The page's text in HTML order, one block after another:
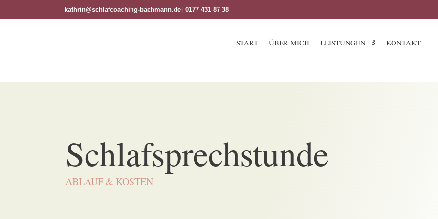
kathrin@schlafcoaching-bachmann.de | 0177 431 87 38
START ÜBER MICH LEISTUNGEN KONTAKT
Schlafsprechstunde
ABLAUF & KOSTEN